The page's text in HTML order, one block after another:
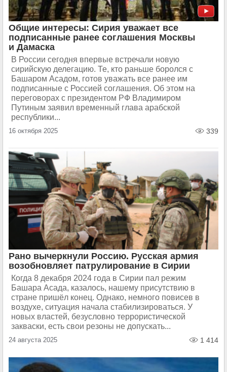
Общие интересы: Сирия уважает все
подписанные ранее соглашения Москвы
и Дамаска
В России сегодня впервые встречали новую
сирийскую делегацию. Те, кто раньше боролся с
Башаром Асадом, готов уважать все ранее им
подписанные с Россией соглашения. Об этом на
переговорах с президентом РФ Владимиром
Путиным заявил временный глава арабской
республики...
16 октября 2025 339
Рано вычеркнули Россию. Русская армия
возобновляет патрулирование в Сирии
Когда 8 декабря 2024 года в Сирии пал режим
Башара Асада, казалось, нашему присутствию в
стране пришёл конец. Однако, немного повисев в
воздухе, ситуация начала стабилизироваться. У
новых властей, безусловно террористической
закваски, есть свои резоны не допускать...
24 августа 2025 1 414